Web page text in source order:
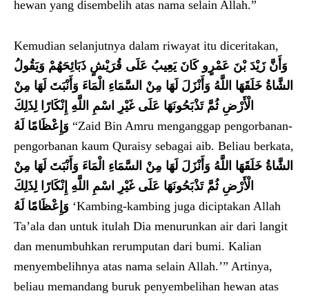
hewan yang disembelih atas nama selain Allah.”
Kemudian selanjutnya dalam riwayat itu diceritakan,
وَأَنَّ زَيْدَ بْنَ عَمْرٍو كَانَ يَعِيبُ عَلَى قُرَيْشٍ ذَبَائِحَهُمْ وَيَقُولُ
الشَّاةُ خَلَقَهَا اللَّهُ وَأَنْزَلَ لَهَا مِنْ السَّمَاءِ الْمَاءَ وَأَنْبَتَ لَهَا مِنْ
الْأَرْضِ ثُمَّ تَذْبَحُونَهَا عَلَى غَيْرِ اسْمِ اللَّهِ إِنْكَارًا لِذَلِكَ
وَإِعْظَامًا لَهُ “Zaid Bin Amru menganggap pengorbanan-
pengorbanan kaum Quraisy sebagai aib. Beliau berkata,
الشَّاةُ خَلَقَهَا اللَّهُ وَأَنْزَلَ لَهَا مِنْ السَّمَاءِ الْمَاءَ وَأَنْبَتَ لَهَا مِنْ
الْأَرْضِ ثُمَّ تَذْبَحُونَهَا عَلَى غَيْرِ اسْمِ اللَّهِ إِنْكَارًا لِذَلِكَ
وَإِعْظَامًا لَهُ ‘Kambing-kambing juga diciptakan Allah
Ta’ala dan untuk itulah Dia menurunkan air dari langit
dan menumbuhkan rerumputan dari bumi. Kalian
menyembelihnya atas nama selain Allah.’” Artinya,
beliau memandang buruk penyembelihan hewan atas